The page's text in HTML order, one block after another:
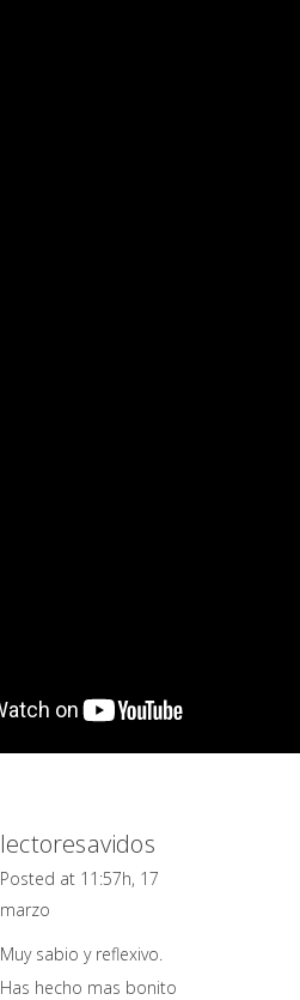
lectoresavidos
Posted at 11:57h, 17
marzo
Muy sabio y reflexivo.
Has hecho mas bonito